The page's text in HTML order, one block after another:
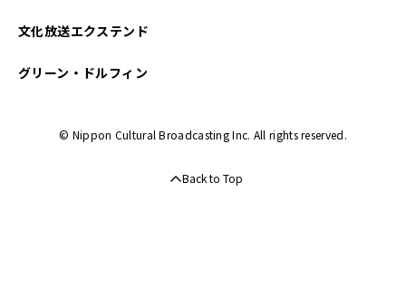
文化放送エクステンド
グリーン・ドルフィン
© Nippon Cultural Broadcasting Inc. All rights reserved.
Back to Top